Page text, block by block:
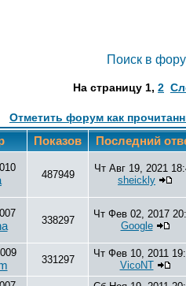
Поиск в
На страницу 1, 2
Отметить форум как
Показов
Последний
487949
Чт Авг 19, 2021
sheickly
338297
Чт Фев 02, 2017
Google
331297
Чт Фев 10, 2011
VicoNT